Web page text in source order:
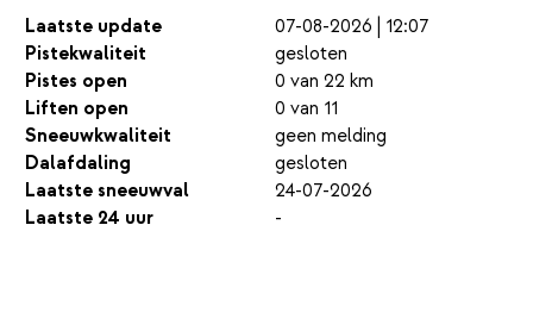
Laatste update
07-08-2026 | 12:07
Pistekwaliteit
gesloten
Pistes open
0 van 22 km
Liften open
0 van 11
Sneeuwkwaliteit
geen melding
Dalafdaling
gesloten
Laatste sneeuwval
24-07-2026
Laatste 24 uur
-